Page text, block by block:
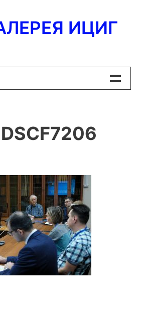
ИЦИГ
ИЦиГ СО РАН